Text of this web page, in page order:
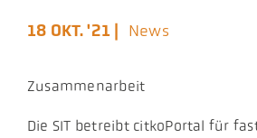
18 OKT. '21 | News
Zusammenarbeit
​Die SIT betreibt citkoPortal für